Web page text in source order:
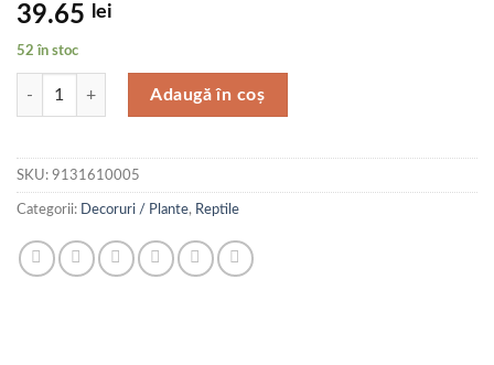
39.65 lei
52 în stoc
Cantitate Exo Terra Planta Ampallo Medium 40 CM PT3011
Adaugă în coș
SKU: 9131610005
Categorii: Decoruri / Plante, Reptile